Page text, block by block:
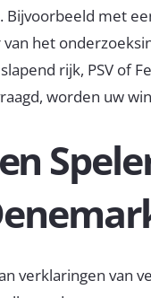
Bijvoorbeeld met
het
rijk, PSV of
worden uw
verklaringen van